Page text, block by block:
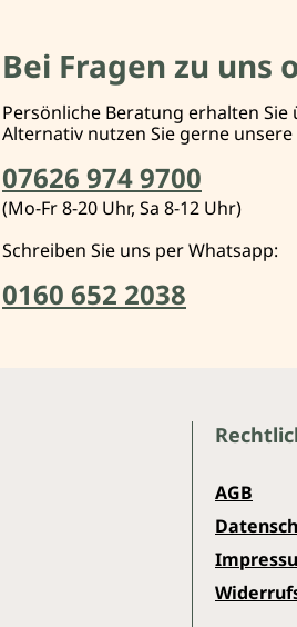
Bei Fragen zu uns
Persönliche Beratung erhalten
Alternativ nutzen Sie gerne
07626 974 9700
(Mo-Fr 8-20 Uhr, Sa 8-12 Uhr)
Schreiben Sie uns per Whatsapp:
0160 652 2038
AGB